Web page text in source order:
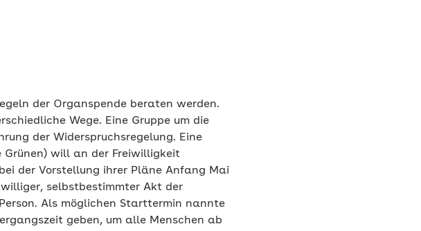
der Organspende beraten werden.
Wege. Eine Gruppe um die
der Widerspruchsregelung. Eine
Grünen) will an der Freiwilligkeit
der Vorstellung ihrer Pläne Anfang Mai
selbstbestimmter Akt der
Als möglichen Starttermin nannte
geben, um alle Menschen ab